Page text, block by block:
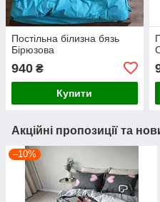
Постільна білизна бязь
Бірюзова
940 ₴
Купити
Акційні пропозиції та
–10%